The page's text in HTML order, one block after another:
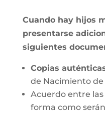
Cuando hay hijos
presentarse
siguientes
Copias
de Nacimiento de
Acuerdo entre las
forma como